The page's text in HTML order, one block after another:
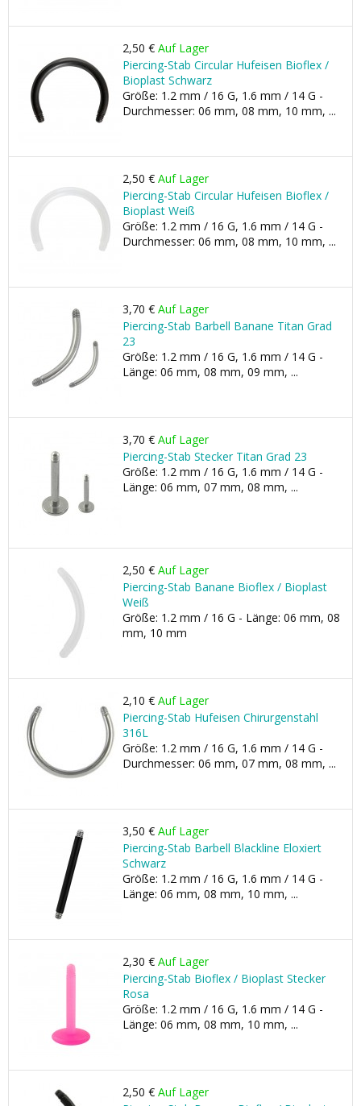
2,50 € Auf Lager
Piercing-Stab Circular Hufeisen Bioflex /
Bioplast Schwarz
Größe: 1.2 mm / 16 G, 1.6 mm / 14 G -
Durchmesser: 06 mm, 08 mm, 10 mm, ...
2,50 € Auf Lager
Piercing-Stab Circular Hufeisen Bioflex /
Bioplast Weiß
Größe: 1.2 mm / 16 G, 1.6 mm / 14 G -
Durchmesser: 06 mm, 08 mm, 10 mm, ...
3,70 € Auf Lager
Piercing-Stab Barbell Banane Titan Grad
23
Größe: 1.2 mm / 16 G, 1.6 mm / 14 G -
Länge: 06 mm, 08 mm, 09 mm, ...
3,70 € Auf Lager
Piercing-Stab Stecker Titan Grad 23
Größe: 1.2 mm / 16 G, 1.6 mm / 14 G -
Länge: 06 mm, 07 mm, 08 mm, ...
2,50 € Auf Lager
Piercing-Stab Banane Bioflex / Bioplast
Weiß
Größe: 1.2 mm / 16 G - Länge: 06 mm, 08
mm, 10 mm
2,10 € Auf Lager
Piercing-Stab Hufeisen Chirurgenstahl
316L
Größe: 1.2 mm / 16 G, 1.6 mm / 14 G -
Durchmesser: 06 mm, 07 mm, 08 mm, ...
3,50 € Auf Lager
Piercing-Stab Barbell Blackline Eloxiert
Schwarz
Größe: 1.2 mm / 16 G, 1.6 mm / 14 G -
Länge: 06 mm, 08 mm, 10 mm, ...
2,30 € Auf Lager
Piercing-Stab Bioflex / Bioplast Stecker
Rosa
Größe: 1.2 mm / 16 G, 1.6 mm / 14 G -
Länge: 06 mm, 08 mm, 10 mm, ...
2,50 € Auf Lager